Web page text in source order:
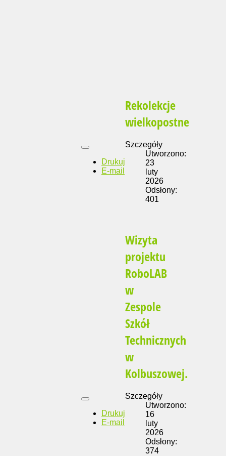
Rekolekcje
wielkopostne
Drukuj
E-mail
Szczegóły
Utworzono:
23
luty
2026
Odsłony:
401
Wizyta
projektu
RoboLAB
w
Zespole
Szkół
Technicznych
w
Kolbuszowej.
Drukuj
E-mail
Szczegóły
Utworzono:
16
luty
2026
Odsłony:
374